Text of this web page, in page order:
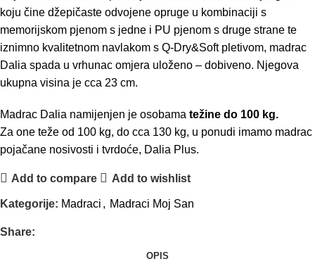
koju čine džepičaste odvojene opruge u kombinaciji s
memorijskom pjenom s jedne i PU pjenom s druge strane te
iznimno kvalitetnom navlakom s Q-Dry&Soft pletivom, madrac
Dalia spada u vrhunac omjera uloženo – dobiveno. Njegova
ukupna visina je cca 23 cm.
Madrac Dalia namijenjen je osobama težine do 100 kg.
Za one teže od 100 kg, do cca 130 kg, u ponudi imamo madrac
pojačane nosivosti i tvrdoće, Dalia Plus.
Add to compare Add to wishlist
Kategorije: Madraci , Madraci Moj San
Share:
OPIS